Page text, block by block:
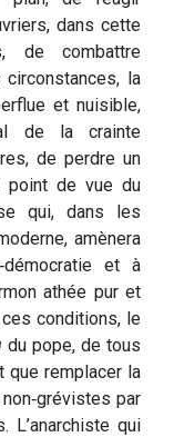
dans cette
de combattre
la
et nuisible,
de la crainte
de perdre un
point de vue du
qui, dans les
amènera
et à
athée pur et
conditions, le
du pope, de tous
que remplacer la
par
L’anarchiste qui